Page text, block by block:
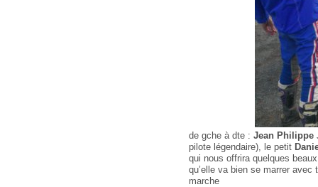
de gche à dte : Jean Philippe
pilote légendaire), le petit
qui nous offrira quelques
qu’elle va bien se marrer
marche